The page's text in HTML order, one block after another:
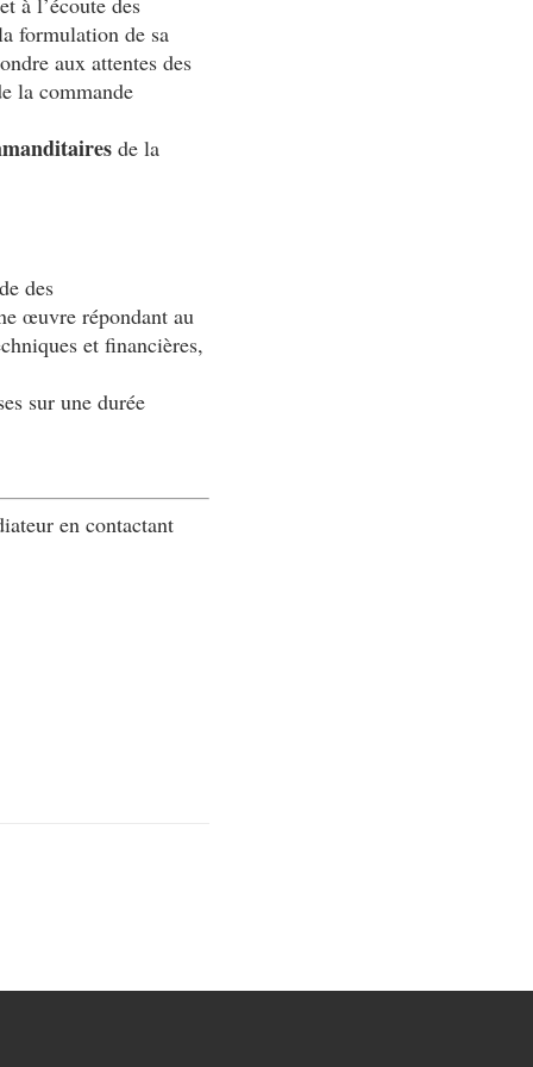
formulation de sa
aux attentes des
la commande
de la
des
œuvre répondant au
et financières,
sur une durée
en contactant